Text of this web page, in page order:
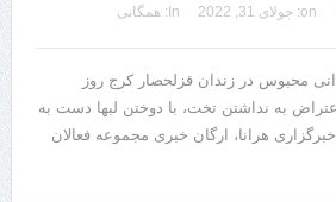
on: جولای 31, 2022 In:
همگانی
محبوس در زندان قزلحصار کرج روز
در اعتراض به نداشتن تخت، با دوختن لبها دست به
هرانا، ارگان خبری مجموعه فعالان